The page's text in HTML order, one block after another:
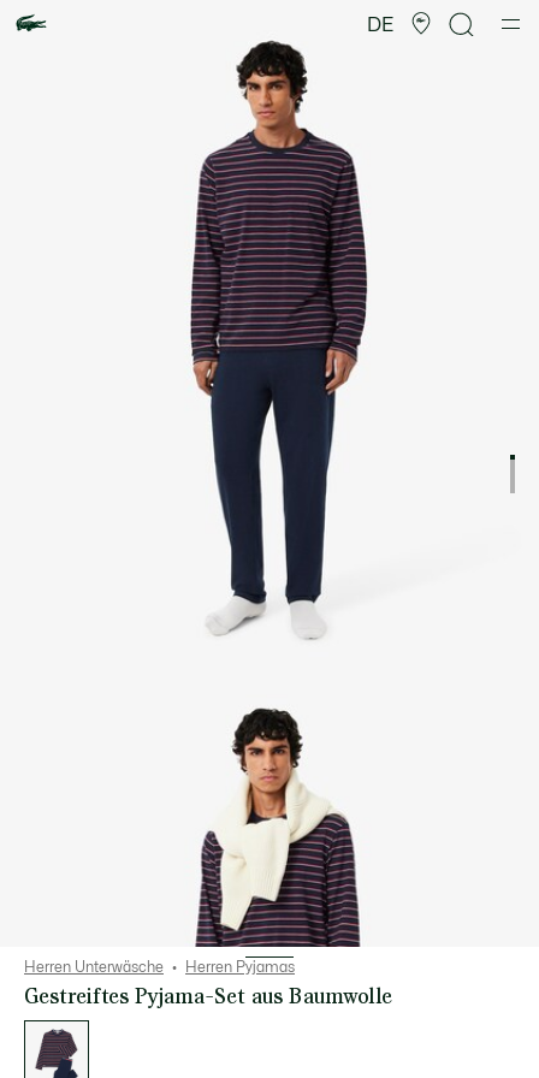
DE
Herren Unterwäsche Herren Pyjamas
Gestreiftes Pyjama-Set aus Baumwolle
der
Varianten